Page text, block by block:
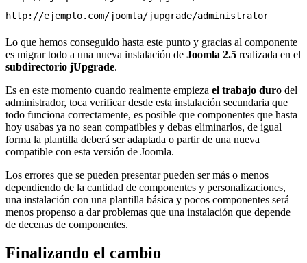
Lo que hemos conseguido hasta este punto y gracias al componente
es migrar todo a una nueva instalación de Joomla 2.5 realizada en el
subdirectorio jUpgrade.
Es en este momento cuando realmente empieza el trabajo duro del
administrador, toca verificar desde esta instalación secundaria que
todo funciona correctamente, es posible que componentes que hasta
hoy usabas ya no sean compatibles y debas eliminarlos, de igual
forma la plantilla deberá ser adaptada o partir de una nueva
compatible con esta versión de Joomla.
Los errores que se pueden presentar pueden ser más o menos
dependiendo de la cantidad de componentes y personalizaciones,
una instalación con una plantilla básica y pocos componentes será
menos propenso a dar problemas que una instalación que depende
de decenas de componentes.
Finalizando el cambio